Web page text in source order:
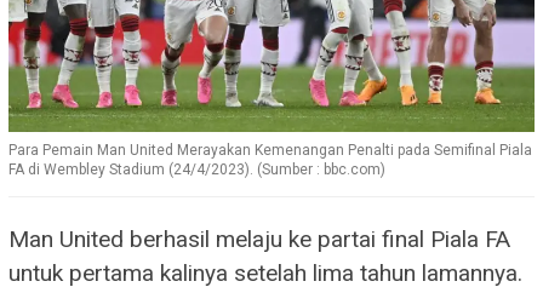
Para Pemain Man United Merayakan Kemenangan Penalti pada Semifinal Piala
FA di Wembley Stadium (24/4/2023). (Sumber : bbc.com)
Man United berhasil melaju ke partai final Piala FA
untuk pertama kalinya setelah lima tahun lamannya.